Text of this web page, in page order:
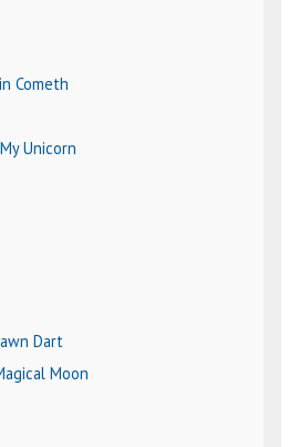
Cometh
Unicorn
Dart
Moon